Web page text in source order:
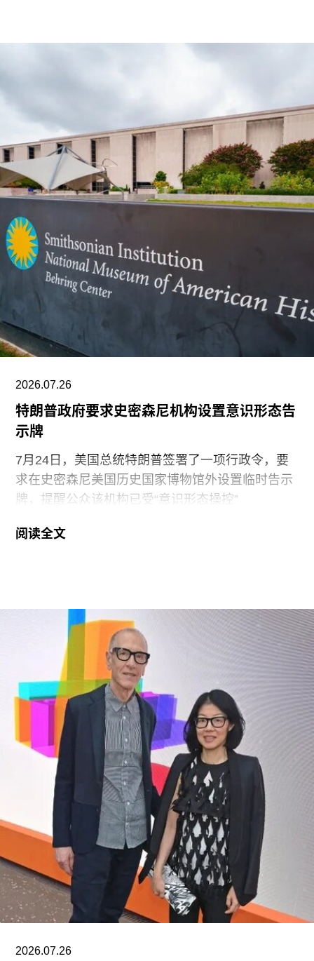
Qasimi）因被认为偏袒支持巴勒斯坦的参展艺术家
而受到批评。对此，悉尼双年展否认了有关歧视或
作为2028年悉尼双年展艺术总监，刘祺丰表示，他
计划在展览筹备阶段与澳大利亚原住民社群展开交
流。他在接受《艺术新闻》采访时表示：“原住民社
群对我策展实践的重要影响之一，在于他们让我思
考的时间跨度不再局限于双年展的三个月，而是将
视野扩展至数十万年的时间尺度。”
除了领导新加坡双年展外，刘祺丰还曾担任新加坡
艺术节艺术总监，以及香港西九龙文化区管理局戏
剧与表演艺术部主管。
2026.07.26
特朗普政府要求史密森尼机构设置意识形态告
示牌
7月24日，美国总统特朗普签署了一项行政令，要
求在史密森尼美国历史国家博物馆外设置临时告示
牌，提醒公众该机构已受“意识形态操控”
持续针对史密森尼学会施压行动的进一步升级。他
扬“美国的伟大”。
其中，美国国家历史博物馆已成为特朗普持续抨击
的主要目标。在本月初发布的一份长达162页的报
告中，政府指责博物馆馆长安西娅·M·哈蒂格
（Anthea M. Hartig）在展览中传播“激进的行动主
义意识形态”。
根据这一行政令，新的指示牌将告知参观者，博物
馆现有展览“应予以改造”，以符合政府近期发布的
题为《拯救美国的故事：史密森尼学会美国国家历
史博物馆如何因意识形态操控而抹杀我们的历史遗
产》的报告。指示牌还将“引导游客前往能够获取关
于美国历史准确信息的地点和资源”。不过政府并未
具体说明其认可的具体地点或资源为何。
该行政令还指责博物馆在美国建国250周年之际未
部长“在由国家公园管理局维护的人行道、步道及其
阅读全文
2026.07.26